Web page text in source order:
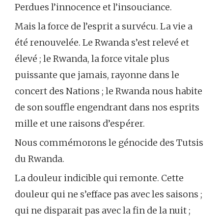
Perdues l’innocence et l’insouciance.
Mais la force de l’esprit a survécu. La vie a
été renouvelée. Le Rwanda s’est relevé et
élevé ; le Rwanda, la force vitale plus
puissante que jamais, rayonne dans le
concert des Nations ; le Rwanda nous habite
de son souffle engendrant dans nos esprits
mille et une raisons d’espérer.
Nous commémorons le génocide des Tutsis
du Rwanda.
La douleur indicible qui remonte. Cette
douleur qui ne s’efface pas avec les saisons ;
qui ne disparait pas avec la fin de la nuit ;